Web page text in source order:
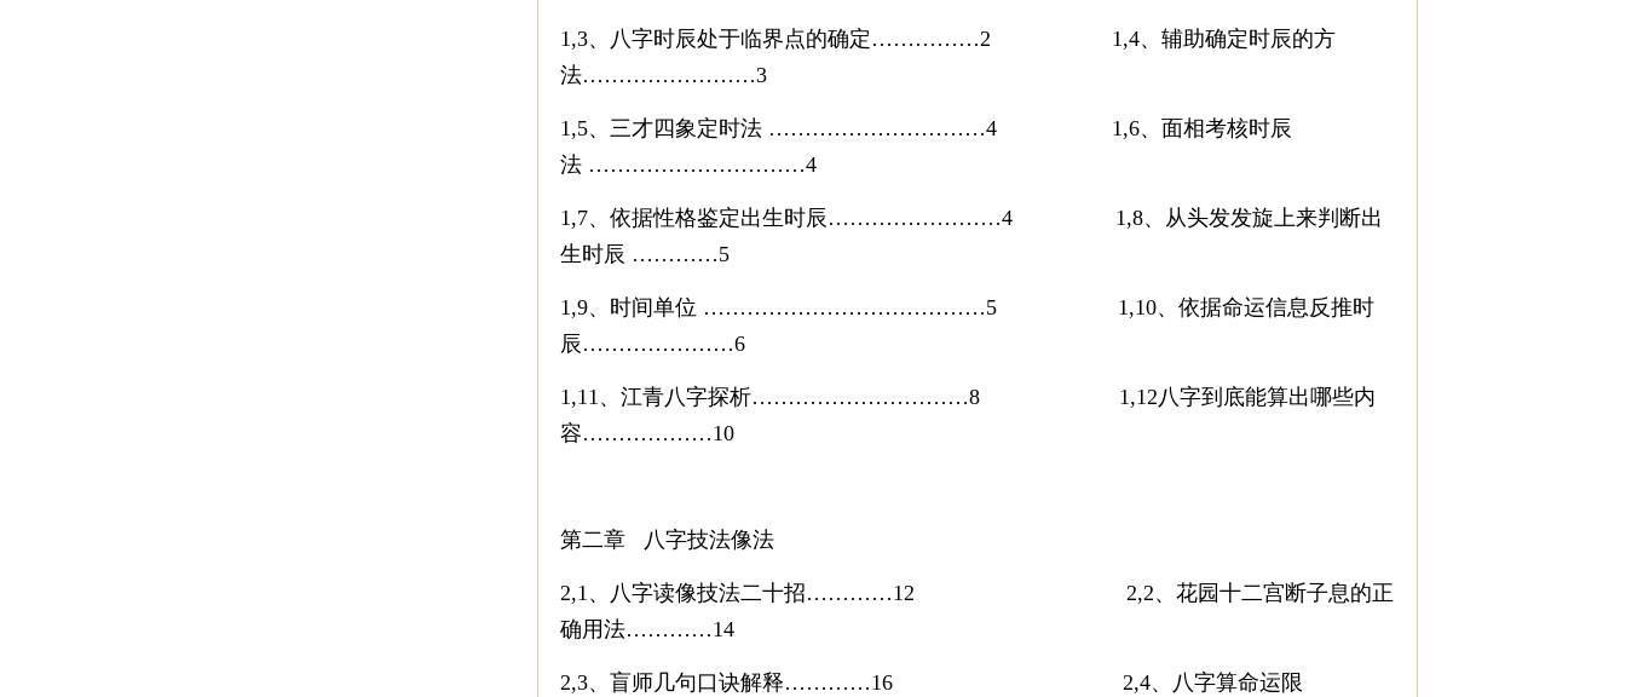
1,3、八字时辰处于临界点的确定……………2 1,4、辅助确定时辰的方
法……………………3
1,5、三才四象定时法 …………………………4 1,6、面相考核时辰
法 …………………………4
1,7、依据性格鉴定出生时辰……………………4 1,8、从头发发旋上来判断出
生时辰 …………5
1,9、时间单位 …………………………………5 1,10、依据命运信息反推时
辰…………………6
1,11、江青八字探析…………………………8 1,12八字到底能算出哪些内
容………………10
第二章 八字技法像法
2,1、八字读像技法二十招…………12 2,2、花园十二宫断子息的正
确用法…………14
2,3、盲师几句口诀解释…………16 2,4、八字算命运限